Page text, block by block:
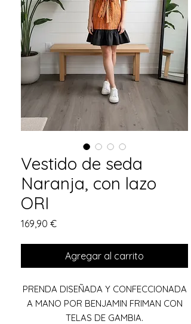
Vestido de seda
Naranja, con lazo
ORI
169,90 €Precio
Agregar al carrito
PRENDA DISEÑADA Y CONFECCIONADA
A MANO POR BENJAMIN FRIMAN CON
TELAS DE GAMBIA.